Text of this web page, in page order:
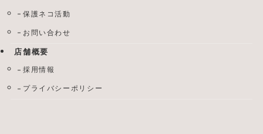
保護ネコ活動
お問い合わせ
店舗概要
採用情報
プライバシーポリシー